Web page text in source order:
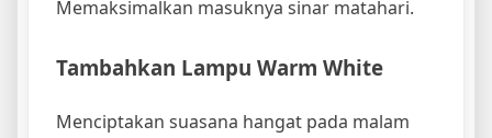
Memaksimalkan masuknya sinar matahari.
Tambahkan Lampu Warm White
Menciptakan suasana hangat pada malam